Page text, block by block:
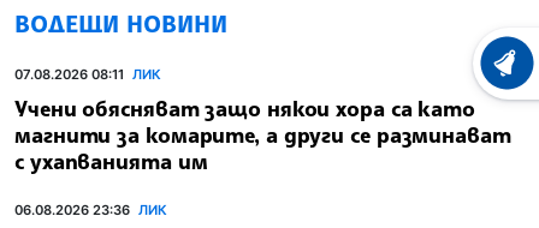
ВОДЕЩИ НОВИНИ
07.08.2026 08:11 ЛИК
Учени обясняват защо някои хора са като
магнити за комарите, а други се разминават
с ухапванията им
06.08.2026 23:36 ЛИК